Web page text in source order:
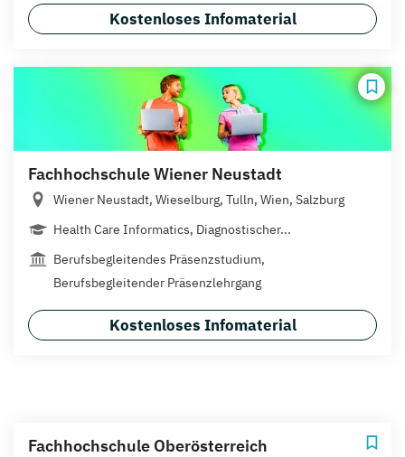
Kostenloses Infomaterial
Fachhochschule Wiener Neustadt
Wiener Neustadt, Wieselburg, Tulln, Wien, Salzburg
Health Care Informatics, Diagnostischer...
Berufsbegleitendes Präsenzstudium,
Berufsbegleitender Präsenzlehrgang
Kostenloses Infomaterial
Fachhochschule Oberösterreich